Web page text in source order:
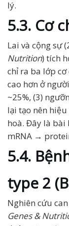
lý.
5.3. Cơ
Lai và cộng sự
Nutrition) tích
chỉ ra ba lớp
cao hơn ở
~25%, (3)
lại tạo nên
hoà. Đây là bài
mRNA →
5.4.
type 2
Nghiên cứu
Genes &